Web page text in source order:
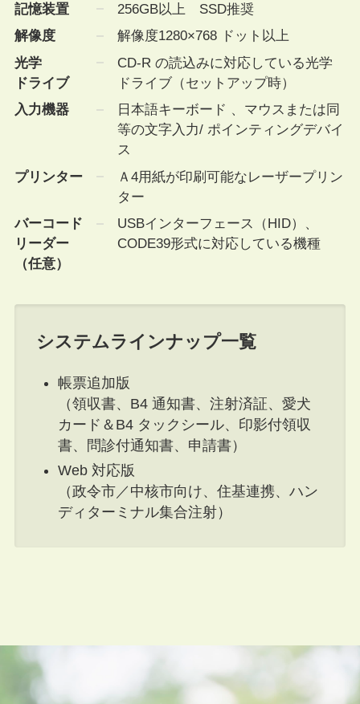
記憶装置
256GB以上 SSD推奨
解像度
解像度1280×768 ドット以上
光学
ドライブ
CD-R の読込みに対応している光学
ドライブ（セットアップ時）
入力機器
日本語キーボード 、マウスまたは同
等の文字入力/ ポインティングデバイ
ス
プリンター
Ａ4用紙が印刷可能なレーザープリン
ター
バーコード
リーダー
（任意）
USBインターフェース（HID）、
CODE39形式に対応している機種
システムラインナップ一覧
帳票追加版
（領収書、B4 通知書、注射済証、愛犬
カード＆B4 タックシール、印影付領収
書、問診付通知書、申請書）
Web 対応版
（政令市／中核市向け、住基連携、ハン
ディターミナル集合注射）